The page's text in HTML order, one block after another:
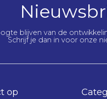
blijven van de
Schrijf je dan in voor onze
op